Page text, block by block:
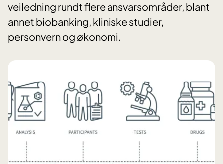
veiledning rundt flere ansvarsområder, blant
annet biobanking, kliniske studier,
personvern og økonomi.